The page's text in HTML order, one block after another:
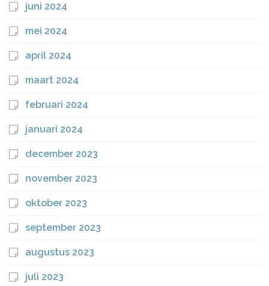
juni 2024
mei 2024
april 2024
maart 2024
februari 2024
januari 2024
december 2023
november 2023
oktober 2023
september 2023
augustus 2023
juli 2023